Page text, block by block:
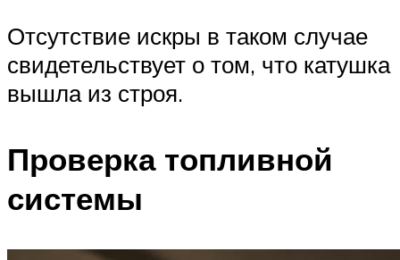
Отсутствие искры в таком случае
свидетельствует о том, что катушка
вышла из строя.
Проверка топливной
системы